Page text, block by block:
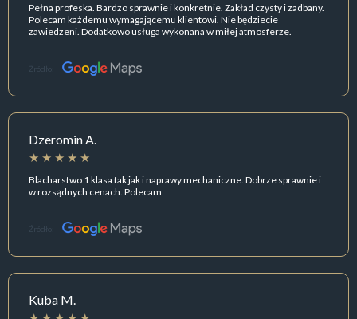
Pełna profeska. Bardzo sprawnie i konkretnie. Zakład czysty i zadbany.
Polecam każdemu wymagającemu klientowi. Nie będziecie
zawiedzeni. Dodatkowo usługa wykonana w miłej atmosferze.
Źródło:
Dzeromin A.
Blacharstwo 1 klasa tak jak i naprawy mechaniczne. Dobrze sprawnie i
w rozsądnych cenach. Polecam
Źródło:
Kuba M.